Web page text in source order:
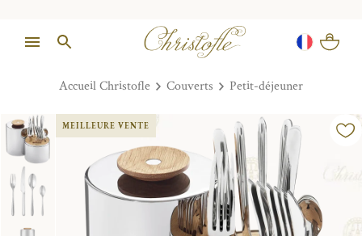
Accueil Christofle Couverts Petit-déjeuner
MEILLEURE VENTE